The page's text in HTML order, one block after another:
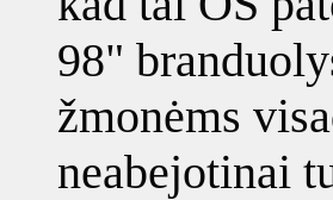
98"
žmonėms
neabejotinai